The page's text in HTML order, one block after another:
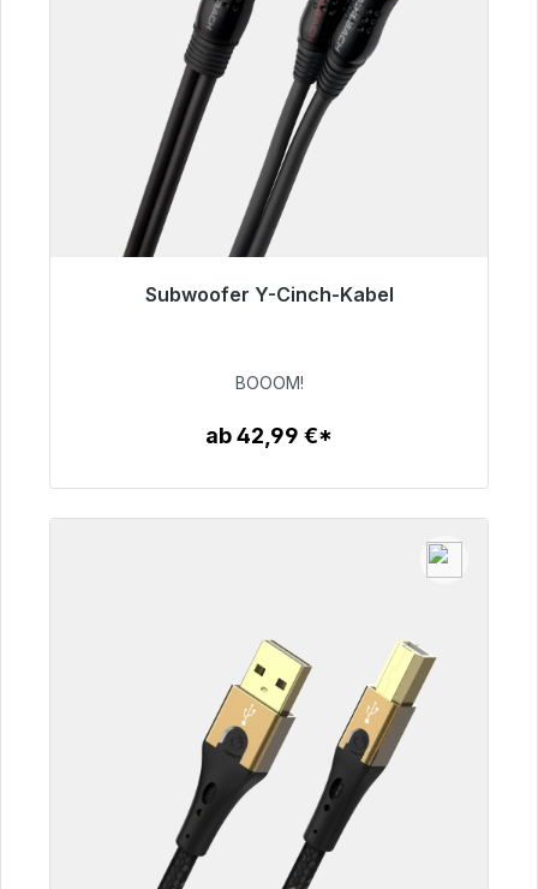
Subwoofer Y-Cinch-Kabel
53,49 €
BOOOM!
ab 42,99 €*